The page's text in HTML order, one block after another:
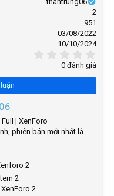
2
951
03/08/2022
10/10/2024
0
t
0 đánh giá
| XenForo
phiên bản mới nhất là
2
2
2